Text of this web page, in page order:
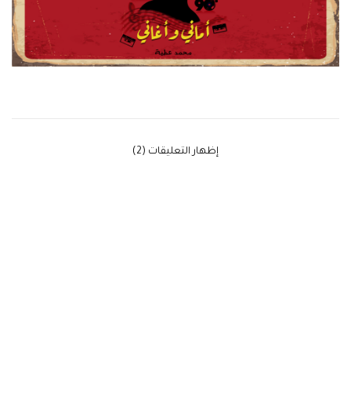
‫إظهار التعليقات (2)